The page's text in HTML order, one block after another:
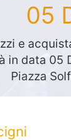
05
e
in data 05
Piazza